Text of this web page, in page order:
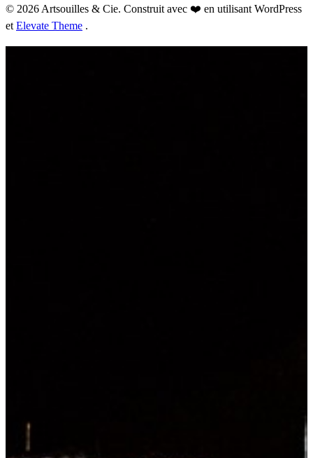
© 2026 Artsouilles & Cie. Construit avec ❤️ en utilisant WordPress
et Elevate Theme .